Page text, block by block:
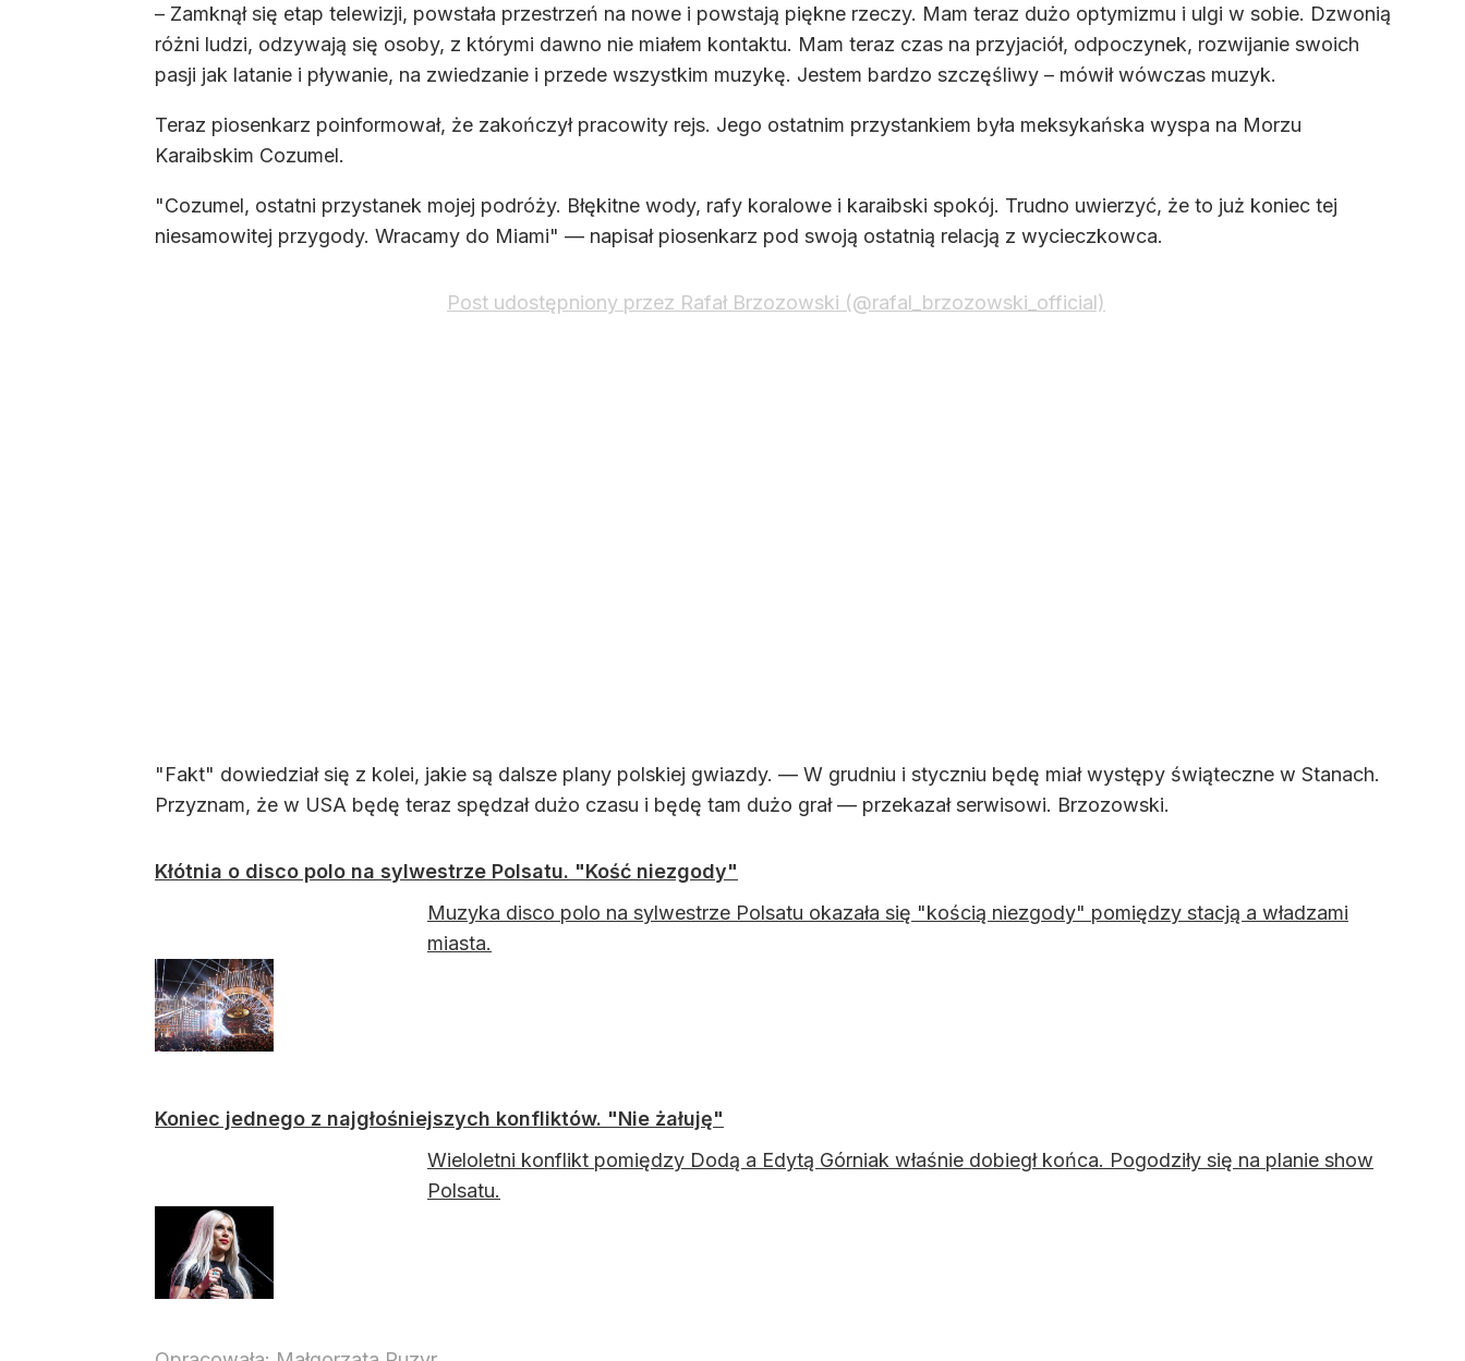
– Zamknął się etap telewizji, powstała przestrzeń na nowe i powstają piękne rzeczy. Mam teraz dużo optymizmu i ulgi w sobie. Dzwonią
różni ludzi, odzywają się osoby, z którymi dawno nie miałem kontaktu. Mam teraz czas na przyjaciół, odpoczynek, rozwijanie swoich
pasji jak latanie i pływanie, na zwiedzanie i przede wszystkim muzykę. Jestem bardzo szczęśliwy – mówił wówczas muzyk.
Teraz piosenkarz poinformował, że zakończył pracowity rejs. Jego ostatnim przystankiem była meksykańska wyspa na Morzu
Karaibskim Cozumel.
"Cozumel, ostatni przystanek mojej podróży. Błękitne wody, rafy koralowe i karaibski spokój. Trudno uwierzyć, że to już koniec tej
niesamowitej przygody. Wracamy do Miami" — napisał piosenkarz pod swoją ostatnią relacją z wycieczkowca.
Post udostępniony przez Rafał Brzozowski (@rafal_brzozowski_official)
"Fakt" dowiedział się z kolei, jakie są dalsze plany polskiej gwiazdy. — W grudniu i styczniu będę miał występy świąteczne w Stanach.
Przyznam, że w USA będę teraz spędzał dużo czasu i będę tam dużo grał — przekazał serwisowi. Brzozowski.
Kłótnia o disco polo na sylwestrze Polsatu. "Kość niezgody"
Muzyka disco polo na sylwestrze Polsatu okazała się "kością niezgody" pomiędzy stacją a władzami
miasta.
Koniec jednego z najgłośniejszych konfliktów. "Nie żałuję"
Wieloletni konflikt pomiędzy Dodą a Edytą Górniak właśnie dobiegł końca. Pogodziły się na planie show
Polsatu.